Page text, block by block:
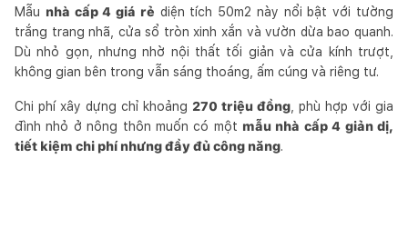
Mẫu nhà cấp 4 giá rẻ diện tích 50m2 này nổi bật với tường
trắng trang nhã, cửa sổ tròn xinh xắn và vườn dừa bao quanh.
Dù nhỏ gọn, nhưng nhờ nội thất tối giản và cửa kính trượt,
không gian bên trong vẫn sáng thoáng, ấm cúng và riêng tư.
Chi phí xây dựng chỉ khoảng 270 triệu đồng , phù hợp với gia
đình nhỏ ở nông thôn muốn có một mẫu nhà cấp 4 giản dị,
tiết kiệm chi phí nhưng đầy đủ công năng.